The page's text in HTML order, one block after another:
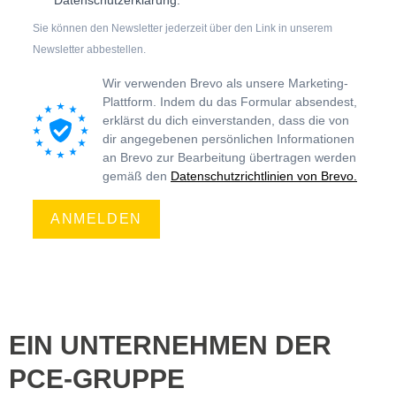
Sie können den Newsletter jederzeit über den Link in unserem
Newsletter abbestellen.
Wir verwenden Brevo als unsere Marketing-
Plattform. Indem du das Formular absendest,
erklärst du dich einverstanden, dass die von
dir angegebenen persönlichen Informationen
an Brevo zur Bearbeitung übertragen werden
gemäß den Datenschutzrichtlinien von Brevo.
ANMELDEN
EIN UNTERNEHMEN DER
PCE-GRUPPE